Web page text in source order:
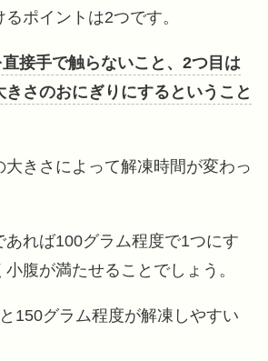
ポイントは2つです。
接手で触らないこと、2つ目は
さのおにぎりにするということ
大きさによって解凍時間が変わっ
あれば100グラム程度で1つにす
腹が満たせることでしょう。
150グラム程度が解凍しやすい